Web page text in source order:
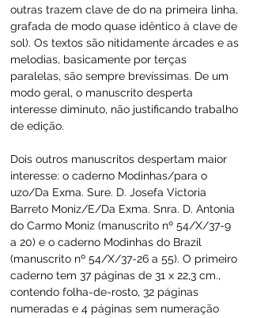
outras trazem clave de do na primeira linha,
grafada de modo quase idêntico à clave de
sol). Os textos são nitidamente árcades e as
melodias, basicamente por terças
paralelas, são sempre brevíssimas. De um
modo geral, o manuscrito desperta
interesse diminuto, não justificando trabalho
de edição.
Dois outros manuscritos despertam maior
interesse: o caderno Modinhas/para o
uzo/Da Exma. Sure. D. Josefa Victoria
Barreto Moniz/E/Da Exma. Snra. D. Antonia
do Carmo Moniz (manuscrito nº 54/X/37-9
a 20) e o caderno Modinhas do Brazil
(manuscrito nº 54/X/37-26 a 55). O primeiro
caderno tem 37 páginas de 31 x 22,3 cm.,
contendo folha-de-rosto, 32 páginas
numeradas e 4 páginas sem numeração